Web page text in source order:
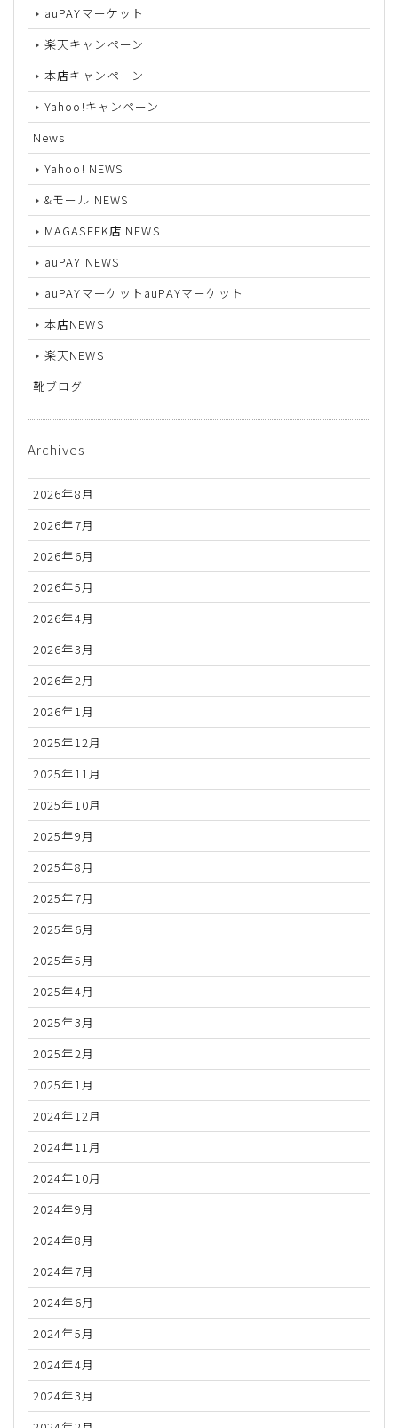
auPAYマーケット
楽天キャンペーン
本店キャンペーン
Yahoo!キャンペーン
News
Yahoo! NEWS
&モール NEWS
MAGASEEK店 NEWS
auPAY NEWS
auPAYマーケットauPAYマーケット
本店NEWS
楽天NEWS
靴ブログ
Archives
2026年8月
2026年7月
2026年6月
2026年5月
2026年4月
2026年3月
2026年2月
2026年1月
2025年12月
2025年11月
2025年10月
2025年9月
2025年8月
2025年7月
2025年6月
2025年5月
2025年4月
2025年3月
2025年2月
2025年1月
2024年12月
2024年11月
2024年10月
2024年9月
2024年8月
2024年7月
2024年6月
2024年5月
2024年4月
2024年3月